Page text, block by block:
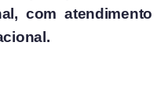
com atendimento